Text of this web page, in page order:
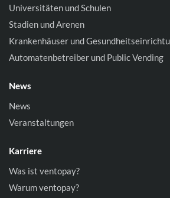
Universitäten und Schulen
Stadien und Arenen
Krankenhäuser und
Automatenbetreiber und Public Vending
News
News
Veranstaltungen
Karriere
Was ist ventopay?
Warum ventopay?